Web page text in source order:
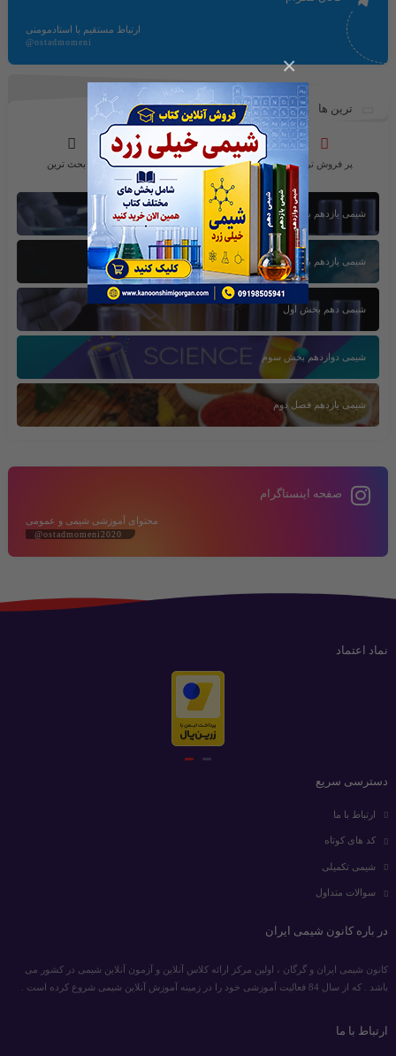
×
ارتباط مستقیم با استادمومنی
@ostadmomeni
ترین ها
پر فروش ترین محبوب ترین ها پر بحث ترین
شیمی یازدهم بخش اول
شیمی یازدهم بخش سوم
شیمی دهم بخش اول
شیمی دوازدهم بخش سوم
شیمی یازدهم فصل دوم
صفحه اینستاگرام
محتوای آموزشی شیمی و عمومی
@ostadmomeni2020
نماد اعتماد
دسترسی سریع
ارتباط با ما
کد های کوتاه
شیمی تکمیلی
سوالات متداول
در باره کانون شیمی ایران
کانون شیمی ایران و گرگان ، اولین مرکز ارائه کلاس آنلاین و آزمون آنلاین شیمی در کشور می
باشد . که از سال 84 فعالیت آموزشی خود را در زمینه آموزش آنلاین شیمی شروع کرده است .
ارتباط با ما